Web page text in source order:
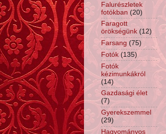
Falurészletek
fotókban (20)
Faragott
örökségünk (12)
Farsang (75)
Fotók (135)
Fotók
kézimunkákról
(14)
Gazdasági élet
(7)
Gyerekszemmel
(29)
Hagyományos